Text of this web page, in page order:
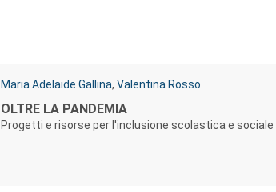
Autori:
Maria Adelaide Gallina, Valentina Rosso
Titolo:
OLTRE LA PANDEMIA
Progetti e risorse per l'inclusione scolastica e sociale